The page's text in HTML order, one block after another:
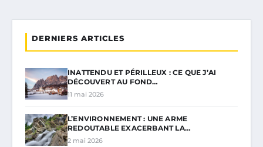
DERNIERS ARTICLES
INATTENDU ET PÉRILLEUX : CE QUE J’AI
DÉCOUVERT AU FOND…
11 mai 2026
L’ENVIRONNEMENT : UNE ARME
REDOUTABLE EXACERBANT LA…
2 mai 2026